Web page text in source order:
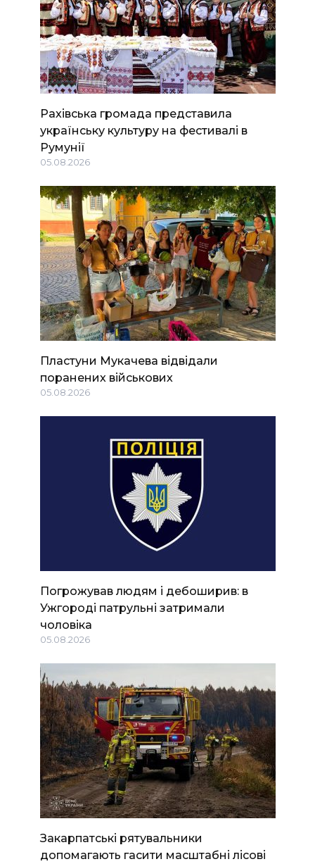
Рахівська громада представила
українську культуру на фестивалі в
Румунії
05.08.2026
Пластуни Мукачева відвідали
поранених військових
05.08.2026
Погрожував людям і дебоширив: в
Ужгороді патрульні затримали
чоловіка
05.08.2026
Закарпатські рятувальники
допомагають гасити масштабні лісові